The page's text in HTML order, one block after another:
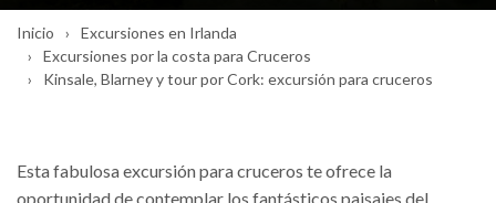
Inicio
Excursiones en Irlanda
Excursiones por la costa para Cruceros
Kinsale, Blarney y tour por Cork: excursión para cruceros
Esta fabulosa excursión para cruceros te ofrece la
oportunidad de contemplar los fantásticos paisajes del